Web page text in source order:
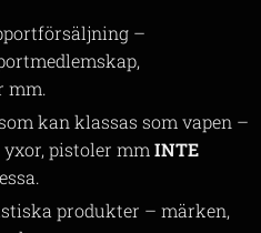
–
mm.
kan klassas som vapen –
pistoler mm INTE
produkter – märken,